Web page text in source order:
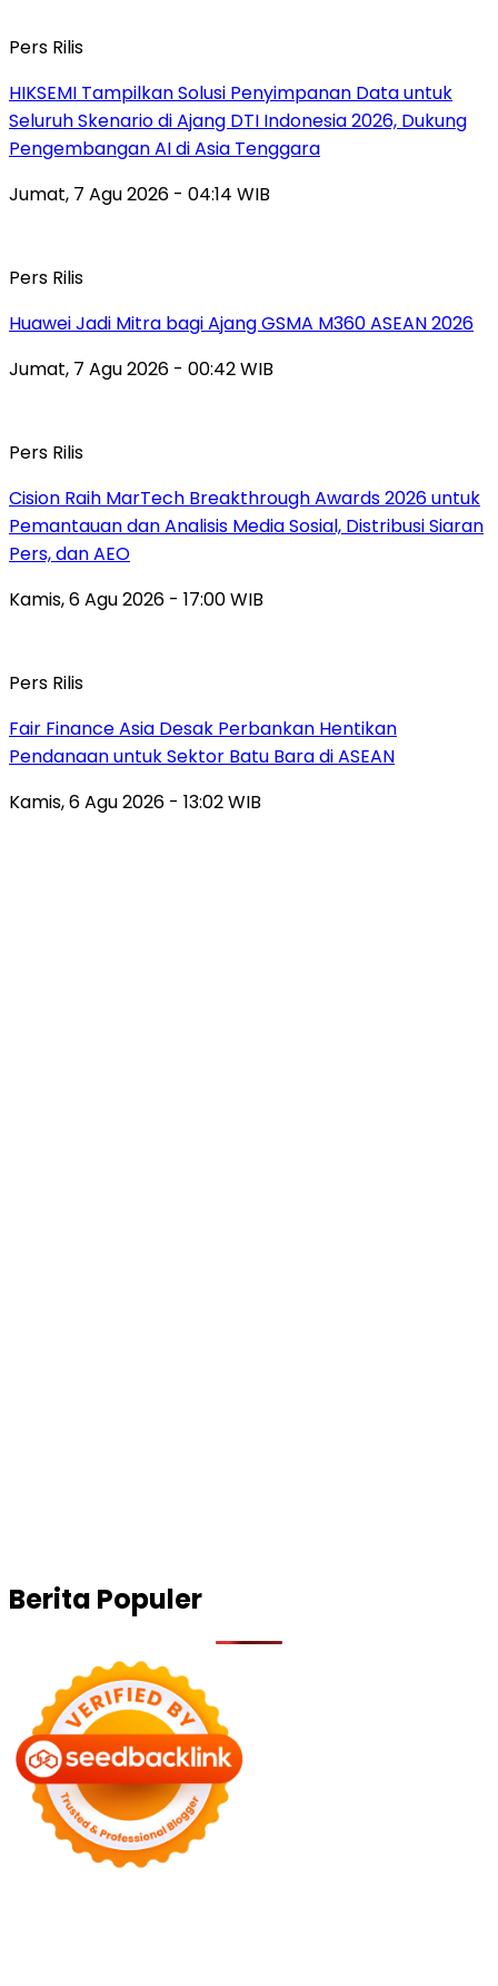
Pers Rilis
HIKSEMI Tampilkan Solusi Penyimpanan Data untuk
Seluruh Skenario di Ajang DTI Indonesia 2026, Dukung
Pengembangan AI di Asia Tenggara
Jumat, 7 Agu 2026 - 04:14 WIB
Pers Rilis
Huawei Jadi Mitra bagi Ajang GSMA M360 ASEAN 2026
Jumat, 7 Agu 2026 - 00:42 WIB
Pers Rilis
Cision Raih MarTech Breakthrough Awards 2026 untuk
Pemantauan dan Analisis Media Sosial, Distribusi Siaran
Pers, dan AEO
Kamis, 6 Agu 2026 - 17:00 WIB
Pers Rilis
Fair Finance Asia Desak Perbankan Hentikan
Pendanaan untuk Sektor Batu Bara di ASEAN
Kamis, 6 Agu 2026 - 13:02 WIB
Berita Populer